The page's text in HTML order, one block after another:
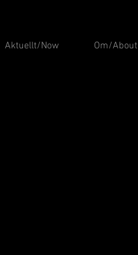
Aktuellt/Now Om/About